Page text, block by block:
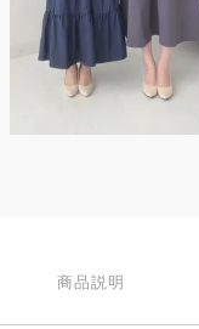
商品説明